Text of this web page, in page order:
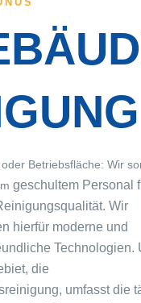
Betriebsfläche: Wir
geschultem Personal
Wir
hierfür moderne und
Technologien.
die
umfasst die